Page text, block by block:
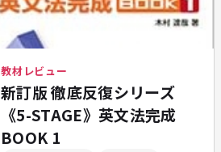
教材レビュー
新訂版 徹底反復シリーズ
《5-STAGE》英文法完成
BOOK 1